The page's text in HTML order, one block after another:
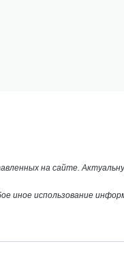
на сайте.
иное использование